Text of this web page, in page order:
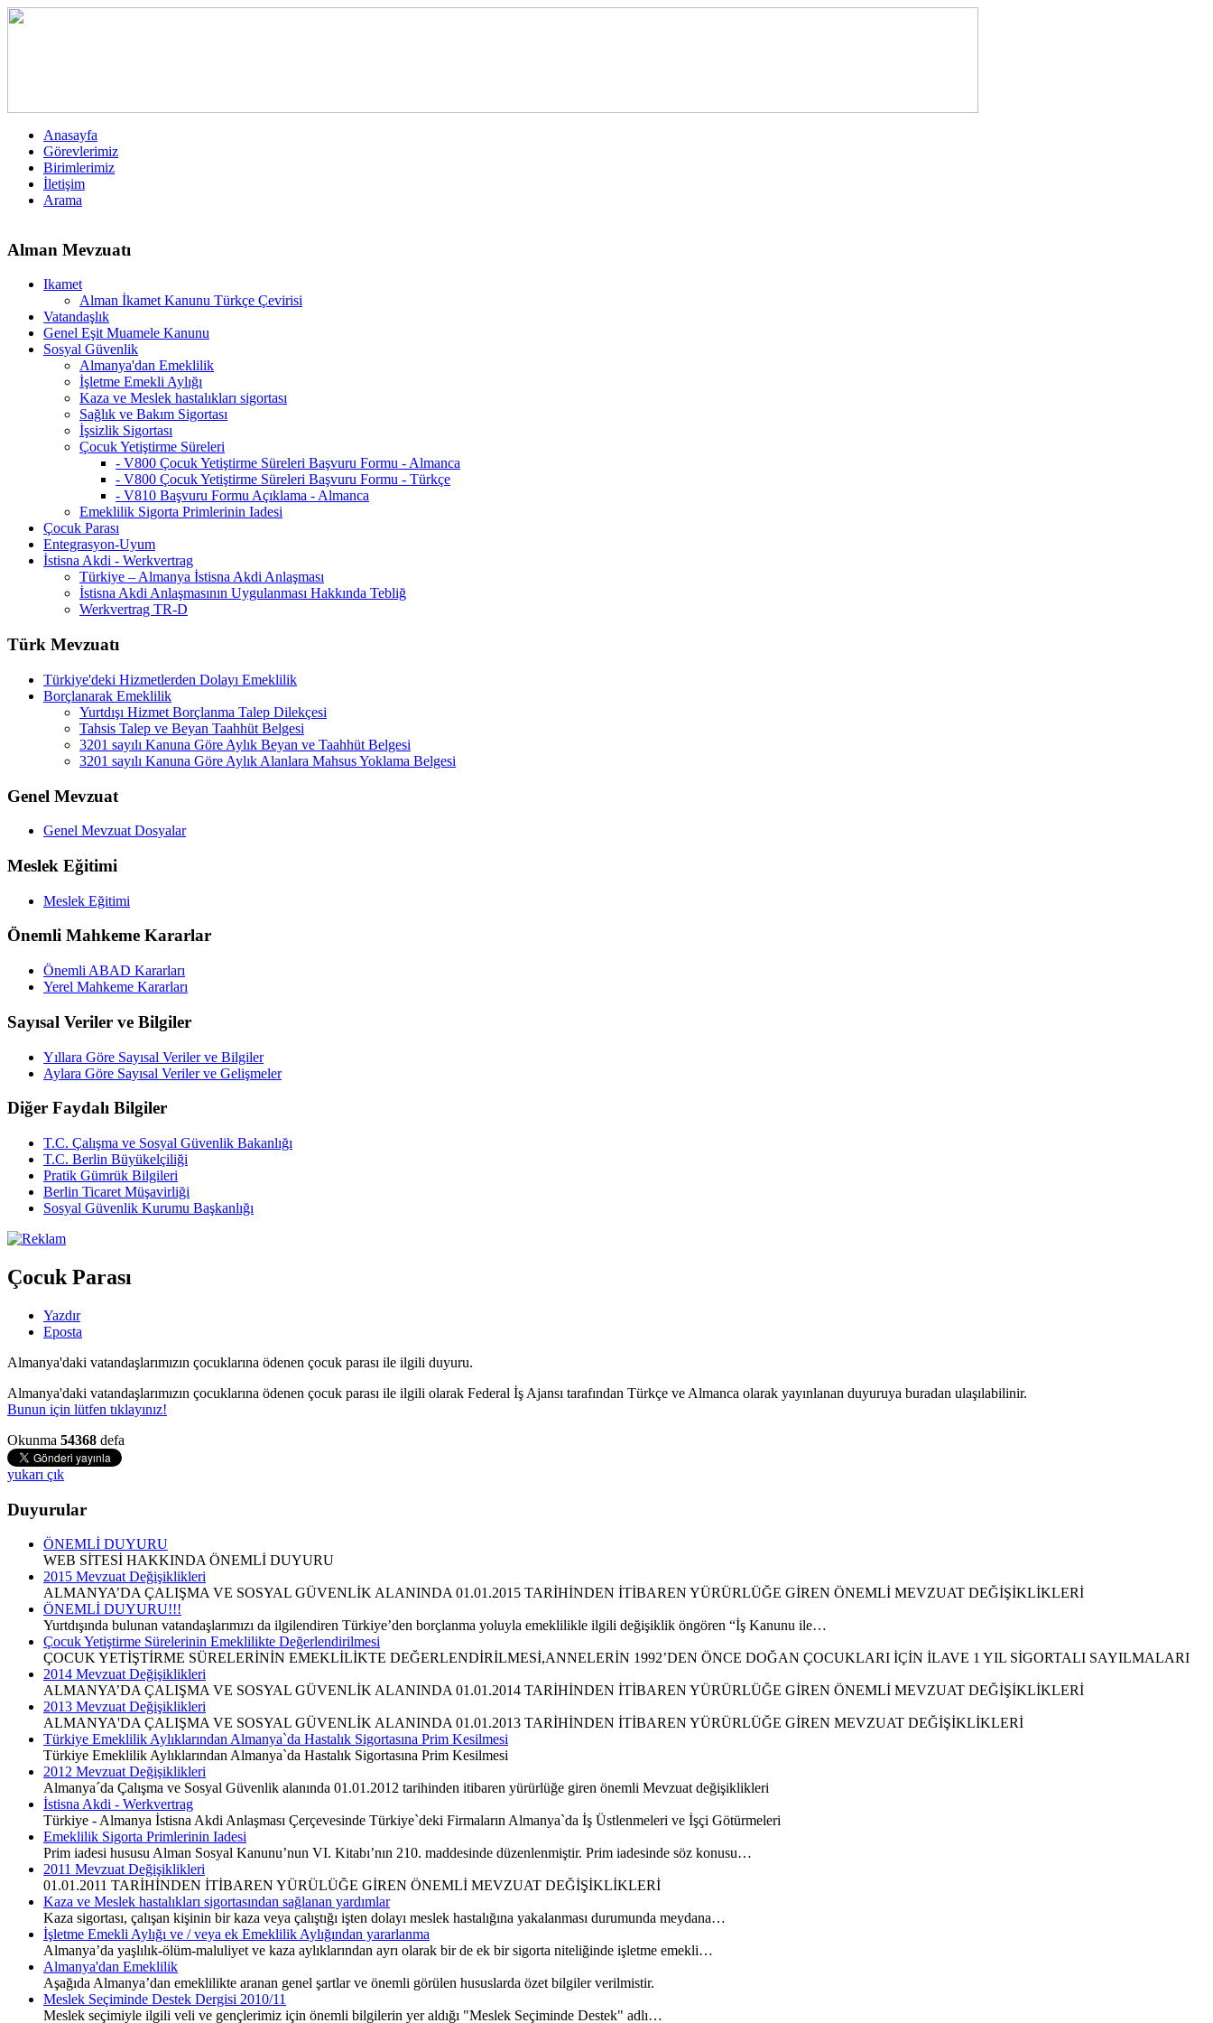
Anasayfa
Görevlerimiz
Birimlerimiz
İletişim
Arama
Alman Mevzuatı
Ikamet
Alman İkamet Kanunu Türkçe Çevirisi
Vatandaşlık
Genel Eşit Muamele Kanunu
Sosyal Güvenlik
Almanya'dan Emeklilik
İşletme Emekli Aylığı
Kaza ve Meslek hastalıkları sigortası
Sağlık ve Bakım Sigortası
İşsizlik Sigortası
Çocuk Yetiştirme Süreleri
- V800 Çocuk Yetiştirme Süreleri Başvuru Formu - Almanca
- V800 Çocuk Yetiştirme Süreleri Başvuru Formu - Türkçe
- V810 Başvuru Formu Açıklama - Almanca
Emeklilik Sigorta Primlerinin Iadesi
Çocuk Parası
Entegrasyon-Uyum
İstisna Akdi - Werkvertrag
Türkiye – Almanya İstisna Akdi Anlaşması
İstisna Akdi Anlaşmasının Uygulanması Hakkında Tebliğ
Werkvertrag TR-D
Türk Mevzuatı
Türkiye'deki Hizmetlerden Dolayı Emeklilik
Borçlanarak Emeklilik
Yurtdışı Hizmet Borçlanma Talep Dilekçesi
Tahsis Talep ve Beyan Taahhüt Belgesi
3201 sayılı Kanuna Göre Aylık Beyan ve Taahhüt Belgesi
3201 sayılı Kanuna Göre Aylık Alanlara Mahsus Yoklama Belgesi
Genel Mevzuat
Genel Mevzuat Dosyalar
Meslek Eğitimi
Meslek Eğitimi
Önemli Mahkeme Kararlar
Önemli ABAD Kararları
Yerel Mahkeme Kararları
Sayısal Veriler ve Bilgiler
Yıllara Göre Sayısal Veriler ve Bilgiler
Aylara Göre Sayısal Veriler ve Gelişmeler
Diğer Faydalı Bilgiler
T.C. Çalışma ve Sosyal Güvenlik Bakanlığı
T.C. Berlin Büyükelçiliği
Pratik Gümrük Bilgileri
Berlin Ticaret Müşavirliği
Sosyal Güvenlik Kurumu Başkanlığı
Çocuk Parası
Yazdır
Eposta
Almanya'daki vatandaşlarımızın çocuklarına ödenen çocuk parası ile ilgili duyuru.
Almanya'daki vatandaşlarımızın çocuklarına ödenen çocuk parası ile ilgili olarak Federal İş Ajansı tarafından Türkçe ve Almanca olarak yayınlanan duyuruya buradan ulaşılabilinir.
Bunun için lütfen tıklayınız!
Okunma 54368 defa
yukarı çık
Duyurular
ÖNEMLİ DUYURU
WEB SİTESİ HAKKINDA ÖNEMLİ DUYURU
2015 Mevzuat Değişiklikleri
ALMANYA’DA ÇALIŞMA VE SOSYAL GÜVENLİK ALANINDA 01.01.2015 TARİHİNDEN İTİBAREN YÜRÜRLÜĞE GİREN ÖNEMLİ MEVZUAT DEĞİŞİKLİKLERİ
ÖNEMLİ DUYURU!!!
Yurtdışında bulunan vatandaşlarımızı da ilgilendiren Türkiye’den borçlanma yoluyla emeklilikle ilgili değişiklik öngören “İş Kanunu ile…
Çocuk Yetiştirme Sürelerinin Emeklilikte Değerlendirilmesi
ÇOCUK YETİŞTİRME SÜRELERİNİN EMEKLİLİKTE DEĞERLENDİRİLMESİ,ANNELERİN 1992’DEN ÖNCE DOĞAN ÇOCUKLARI İÇİN İLAVE 1 YIL SİGORTALI SAYILMALARI
2014 Mevzuat Değişiklikleri
ALMANYA’DA ÇALIŞMA VE SOSYAL GÜVENLİK ALANINDA 01.01.2014 TARİHİNDEN İTİBAREN YÜRÜRLÜĞE GİREN ÖNEMLİ MEVZUAT DEĞİŞİKLİKLERİ
2013 Mevzuat Değişiklikleri
ALMANYA'DA ÇALIŞMA VE SOSYAL GÜVENLİK ALANINDA 01.01.2013 TARİHİNDEN İTİBAREN YÜRÜRLÜĞE GİREN MEVZUAT DEĞİŞİKLİKLERİ
Türkiye Emeklilik Aylıklarından Almanya`da Hastalık Sigortasına Prim Kesilmesi
Türkiye Emeklilik Aylıklarından Almanya`da Hastalık Sigortasına Prim Kesilmesi
2012 Mevzuat Değişiklikleri
Almanya´da Çalışma ve Sosyal Güvenlik alanında 01.01.2012 tarihinden itibaren yürürlüğe giren önemli Mevzuat değişiklikleri
İstisna Akdi - Werkvertrag
Türkiye - Almanya İstisna Akdi Anlaşması Çerçevesinde Türkiye`deki Firmaların Almanya`da İş Üstlenmeleri ve İşçi Götürmeleri
Emeklilik Sigorta Primlerinin Iadesi
Prim iadesi hususu Alman Sosyal Kanunu’nun VI. Kitabı’nın 210. maddesinde düzenlenmiştir. Prim iadesinde söz konusu…
2011 Mevzuat Değişiklikleri
01.01.2011 TARİHİNDEN İTİBAREN YÜRÜLÜĞE GİREN ÖNEMLİ MEVZUAT DEĞİŞİKLİKLERİ
Kaza ve Meslek hastalıkları sigortasından sağlanan yardımlar
Kaza sigortası, çalışan kişinin bir kaza veya çalıştığı işten dolayı meslek hastalığına yakalanması durumunda meydana…
İşletme Emekli Aylığı ve / veya ek Emeklilik Aylığından yararlanma
Almanya’da yaşlılık-ölüm-maluliyet ve kaza aylıklarından ayrı olarak bir de ek bir sigorta niteliğinde işletme emekli…
Almanya'dan Emeklilik
Aşağıda Almanya’dan emeklilikte aranan genel şartlar ve önemli görülen hususlarda özet bilgiler verilmistir.
Meslek Seçiminde Destek Dergisi 2010/11
Meslek seçimiyle ilgili veli ve gençlerimiz için önemli bilgilerin yer aldığı "Meslek Seçiminde Destek" adlı…